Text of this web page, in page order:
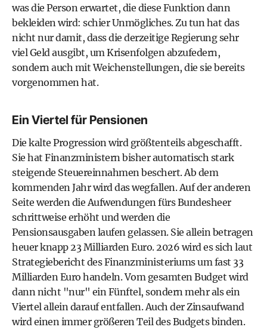
was die Person erwartet, die diese Funktion dann
bekleiden wird: schier Unmögliches. Zu tun hat das
nicht nur damit, dass die derzeitige Regierung sehr
viel Geld ausgibt, um Krisenfolgen abzufedern,
sondern auch mit Weichenstellungen, die sie bereits
vorgenommen hat.
Ein Viertel für Pensionen
Die kalte Progression wird größtenteils abgeschafft.
Sie hat Finanzministern bisher automatisch stark
steigende Steuereinnahmen beschert. Ab dem
kommenden Jahr wird das wegfallen. Auf der anderen
Seite werden die Aufwendungen fürs Bundesheer
schrittweise erhöht und werden die
Pensionsausgaben laufen gelassen. Sie allein betragen
heuer knapp 23 Milliarden Euro. 2026 wird es sich laut
Strategiebericht des Finanzministeriums um fast 33
Milliarden Euro handeln. Vom gesamten Budget wird
dann nicht "nur" ein Fünftel, sondern mehr als ein
Viertel allein darauf entfallen. Auch der Zinsaufwand
wird einen immer größeren Teil des Budgets binden.